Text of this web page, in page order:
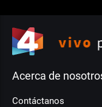
Acerca de
Contáctanos